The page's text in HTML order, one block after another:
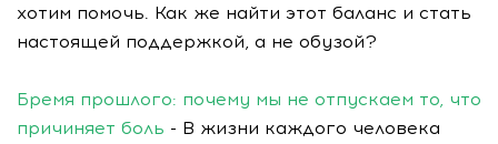
хотим помочь. Как же найти этот баланс и стать
настоящей поддержкой, а не обузой?
Бремя прошлого: почему мы не отпускаем то, что
причиняет боль - В жизни каждого человека